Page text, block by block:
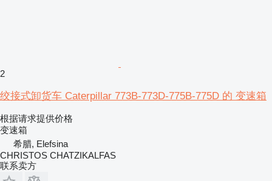
2
绞接式卸货车 Caterpillar 773B-773D-775B-775D 的 变速箱
根据请求提供价格
变速箱
希腊, Elefsina
CHRISTOS CHATZIKALFAS
联系卖方